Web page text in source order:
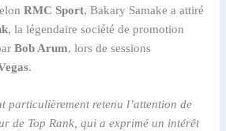
RMC Sport, Bakary Samake a attiré
, la légendaire société de promotion
Bob Arum, lors de sessions
.
particulièrement retenu l’attention de
de Top Rank, qui a exprimé un intérêt